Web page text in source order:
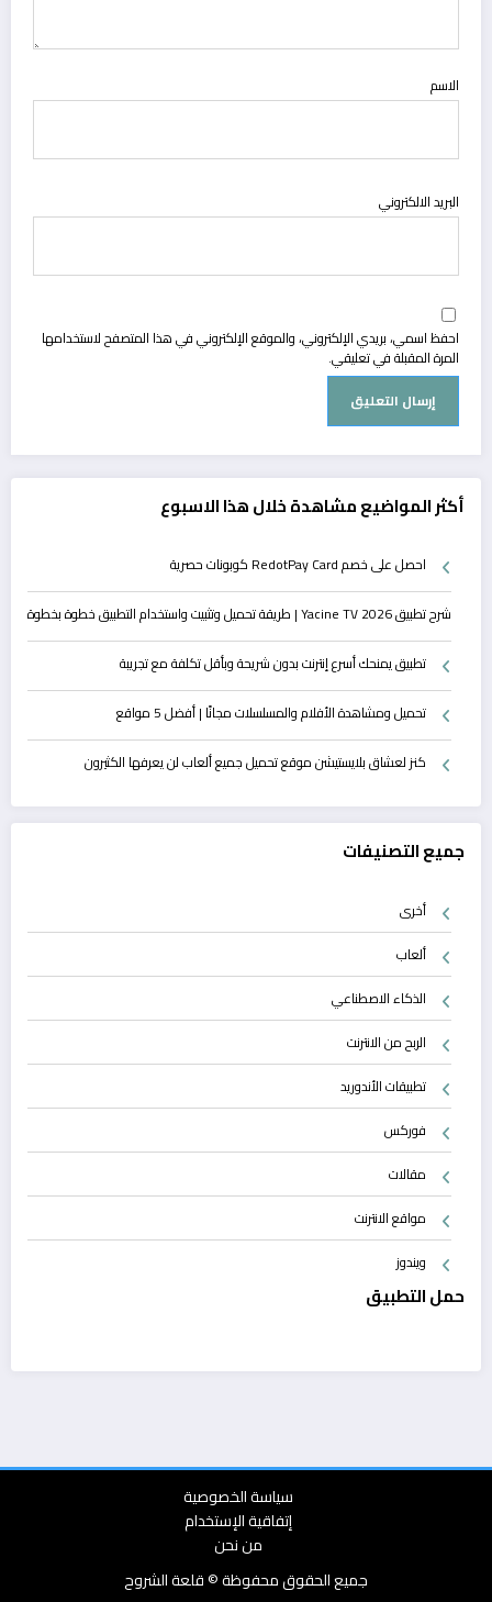
الاسم
البريد الالكتروني
احفظ اسمي، بريدي الإلكتروني، والموقع الإلكتروني في هذا المتصفح لاستخدامها
المرة المقبلة في تعليقي.
أكثر المواضيع مشاهدة خلال هذا الاسبوع
احصل على خصم RedotPay Card كوبونات حصرية
شرح تطبيق Yacine TV 2026 | طريقة تحميل وتثبيت واستخدام التطبيق خطوة بخطوة
تطبيق يمنحك أسرع إنترنت بدون شريحة وبأقل تكلفة مع تجريبة
تحميل ومشاهدة الأفلام والمسلسلات مجانًا | أفضل 5 مواقع
كنز لعشاق بلايستيشن موقع تحميل جميع ألعاب لن يعرفها الكثيرون
جميع التصنيفات
أخرى
ألعاب
الذكاء الاصطناعي
الربح من الانترنت
تطبيقات الأندوريد
فوركس
مقالات
مواقع الانترنت
ويندوز
حمل التطبيق
سياسة الخصوصية
إتفاقية الإستخدام
من نحن
جميع الحقوق محفوظة © قلعة الشروح